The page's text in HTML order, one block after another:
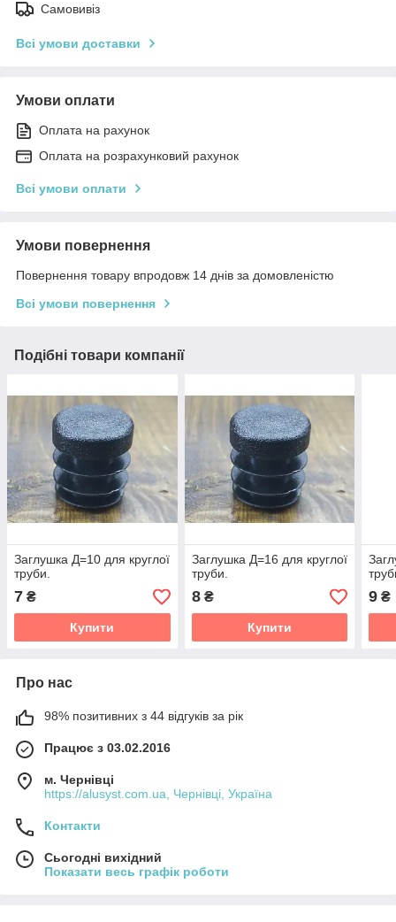
Самовивіз
Всі умови доставки
Умови оплати
Оплата на рахунок
Оплата на розрахунковий рахунок
Всі умови оплати
Умови повернення
Повернення товару впродовж 14 днів за домовленістю
Всі умови повернення
Подібні товари компанії
Заглушка Д=10 для круглої
труби.
7 ₴
Купити
Заглушка Д=16 для круглої
труби.
8₴
Купити
9 ₴
Про нас
98% позитивних з 44 відгуків за рік
Працює з 03.02.2016
м. Чернівці
https://alusyst.com.ua, Чернівці, Україна
Контакти
Сьогодні вихідний
Показати весь графік роботи